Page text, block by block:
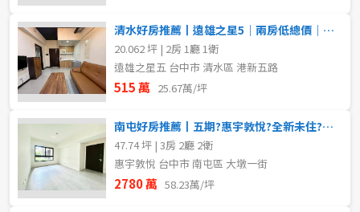
清水好房推薦丨遠雄之星5｜兩房低總價｜近三井OUTLET
20.062 坪 | 2房 1廳 1衛
遠雄之星五 台中市 清水區 港新五路
515 萬 25.67萬/坪
南屯好房推薦丨五期?惠宇敦悅?全新未住?三房平車
47.74 坪 | 3房 2廳 2衛
惠宇敦悅 台中市 南屯區 大墩一街
2780 萬 58.23萬/坪